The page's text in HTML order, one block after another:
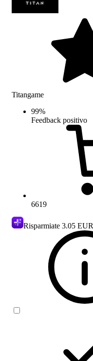
Titangame
99%
Feedback positivo
6619
Risparmiate 3.05 EUR